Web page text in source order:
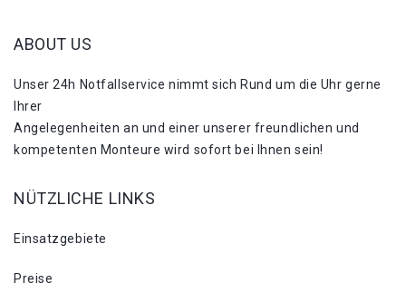
ABOUT US
Unser 24h Notfallservice nimmt sich Rund um die Uhr gerne
Ihrer
Angelegenheiten an und einer unserer freundlichen und
kompetenten Monteure wird sofort bei Ihnen sein!
NÜTZLICHE LINKS
Einsatzgebiete
Preise